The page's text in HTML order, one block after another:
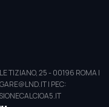
TIZIANO, 25 - 00196 ROMA |
| PEC: